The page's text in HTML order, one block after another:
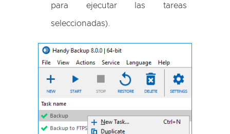
para ejecutar las tareas
seleccionadas).